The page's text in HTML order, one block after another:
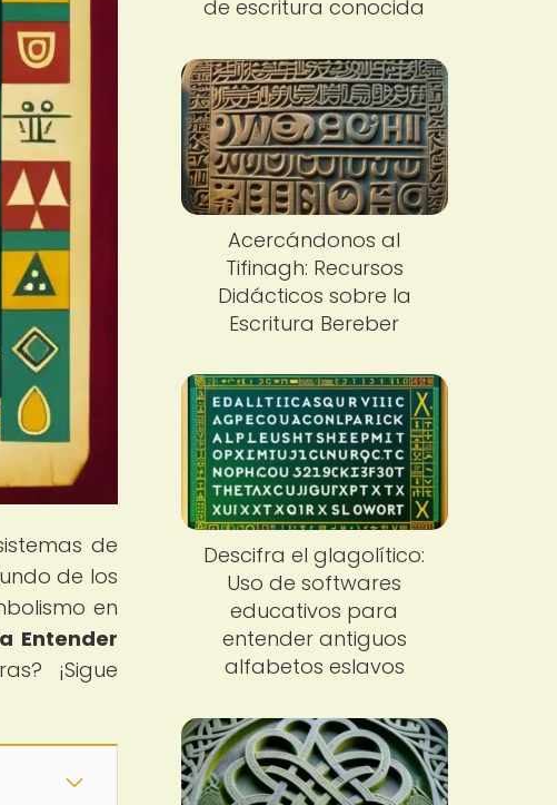
de
de los
en
Entender
¡Sigue
de escritura conocida
Acercándonos al
Tifinagh: Recursos
Didácticos sobre la
Escritura Bereber
Descifra el glagolítico:
Uso de softwares
educativos para
entender antiguos
alfabetos eslavos